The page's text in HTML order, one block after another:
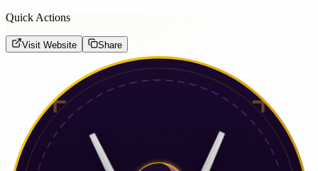
Quick Actions
Visit Website Share